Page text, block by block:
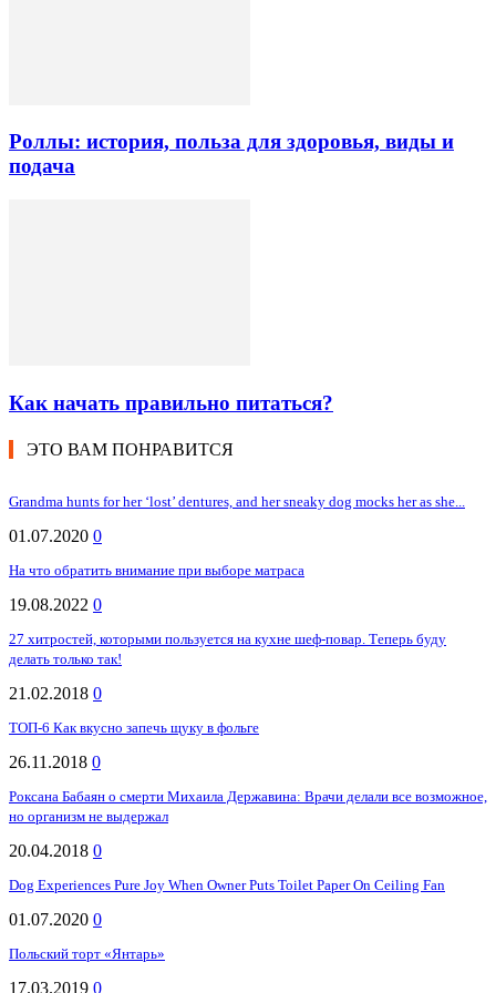
Роллы: история, польза для здоровья, виды и
подача
Как начать правильно питаться?
ЭТО ВАМ ПОНРАВИТСЯ
Grandma hunts for her ‘lost’ dentures, and her sneaky dog mocks her as she...
01.07.2020 0
На что обратить внимание при выборе матраса
19.08.2022 0
27 хитростей, которыми пользуется на кухне шеф-повар. Теперь буду
делать только так!
21.02.2018 0
ТОП-6 Как вкусно запечь щуку в фольге
26.11.2018 0
Роксана Бабаян о смерти Михаила Державина: Врачи делали все возможное,
но организм не выдержал
20.04.2018 0
Dog Experiences Pure Joy When Owner Puts Toilet Paper On Ceiling Fan
01.07.2020 0
Польский торт «Янтарь»
17.03.2019 0